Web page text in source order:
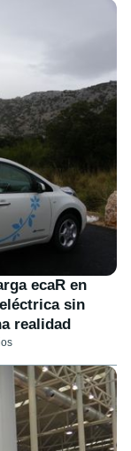
ecaR en
sin
realidad